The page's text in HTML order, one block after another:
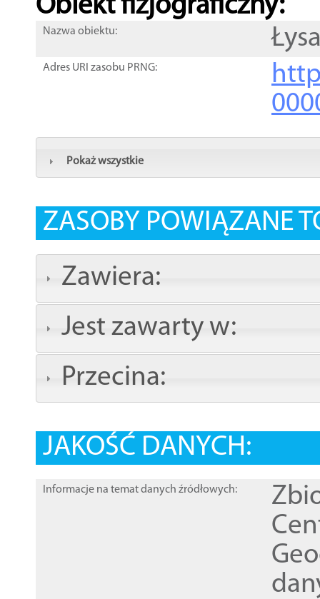
Obiekt fizjograficzny:
Nazwa obiektu:
Adres URI zasobu PRNG:
Pokaż wszystkie
ZASOBY POWIĄZANE
Zawiera:
Jest zawarty w:
Przecina:
JAKOŚĆ DANYCH:
Informacje na temat danych źródłowych: